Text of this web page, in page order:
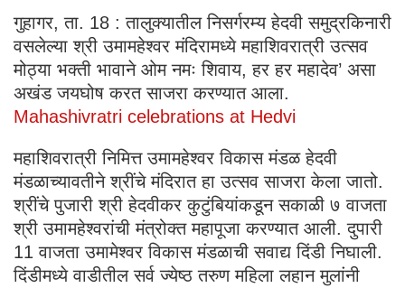
गुहागर, ता. 18 : तालुक्यातील निसर्गरम्य हेदवी समुद्रकिनारी
वसलेल्या श्री उमामहेश्वर मंदिरामध्ये महाशिवरात्री उत्सव
मोठ्या भक्ती भावाने ओम नमः शिवाय, हर हर महादेव’ असा
अखंड जयघोष करत साजरा करण्यात आला.
Mahashivratri celebrations at Hedvi
महाशिवरात्री निमित्त उमामहेश्वर विकास मंडळ हेदवी
मंडळाच्यावतीने श्रींचे मंदिरात हा उत्सव साजरा केला जातो.
श्रींचे पुजारी श्री हेदवीकर कुटुंबियांकडून सकाळी ७ वाजता
श्री उमामहेश्वरांची मंत्रोक्त महापूजा करण्यात आली. दुपारी
11 वाजता उमामेश्वर विकास मंडळाची सवाद्य दिंडी निघाली.
दिंडीमध्ये वाडीतील सर्व ज्येष्ठ तरुण महिला लहान मुलांनी